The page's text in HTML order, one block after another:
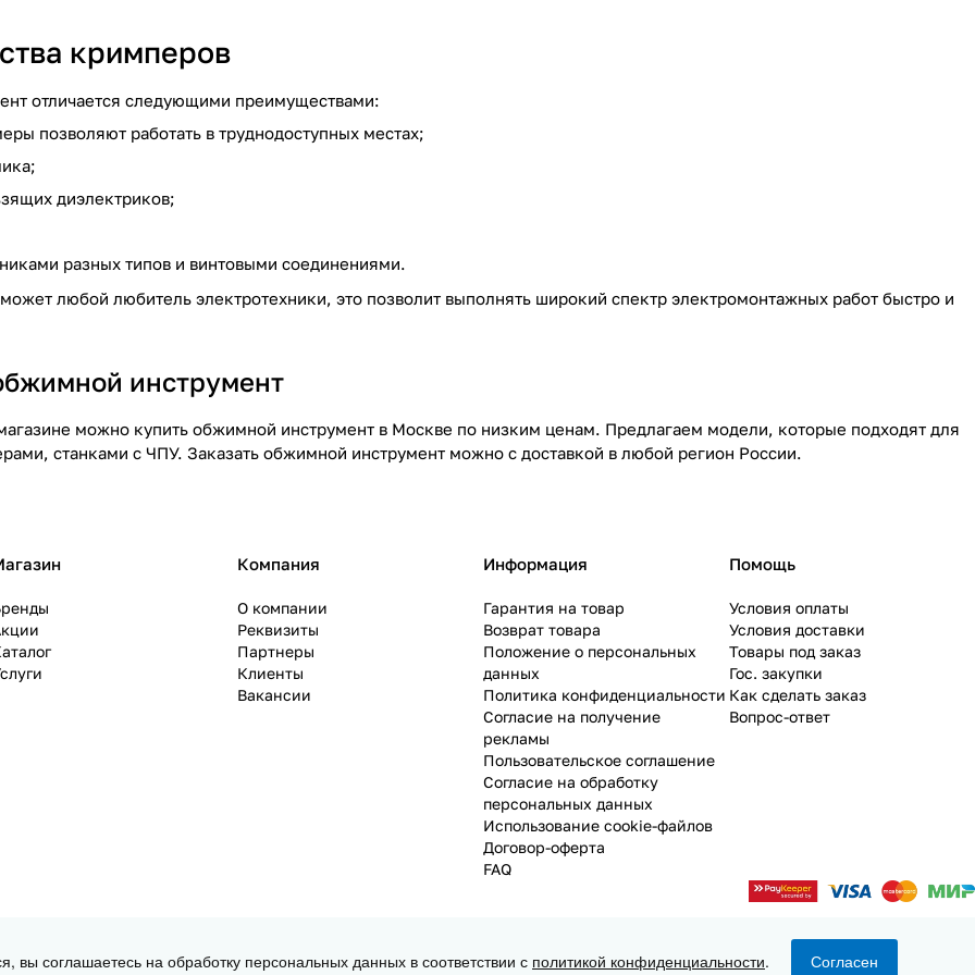
кримперов
отличается следующими преимуществами:
позволяют работать в труднодоступных местах;
диэлектриков;
разных типов и винтовыми соединениями.
любой любитель электротехники, это позволит выполнять широкий спектр электромонтажных работ быстро и
инструмент
можно купить обжимной инструмент в Москве по низким ценам. Предлагаем модели, которые подходят для
станками с ЧПУ. Заказать обжимной инструмент можно с доставкой в любой регион России.
Компания
О компании
Реквизиты
Партнеры
Клиенты
Вакансии
Информация
Гарантия на товар
Возврат товара
Положение о персональных
данных
Политика конфиденциальности
Согласие на получение
рекламы
Пользовательское соглашение
Согласие на обработку
персональных данных
Использование cookie-файлов
Договор-оферта
FAQ
Помощь
Условия оплаты
Условия доставки
Товары под заказ
Гос. закупки
Как сделать заказ
Вопрос-ответ
принтеров, ЧПУ станков и робототехники Конфиденциальность
вы соглашаетесь на обработку персональных данных в соответствии с политикой конфиденциальности. Согласен